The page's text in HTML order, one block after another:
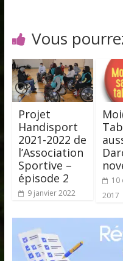
Vous
Projet
Handisport
2021-2022 de
l’Association
Sportive –
épisode 2
9 janvier 2022
10
2017